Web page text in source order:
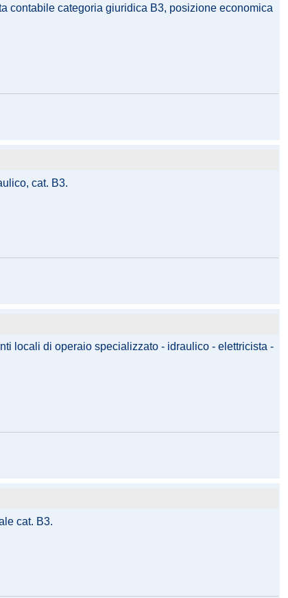
contabile categoria giuridica B3, posizione economica
cat. B3.
locali di operaio specializzato - idraulico - elettricista -
cat. B3.